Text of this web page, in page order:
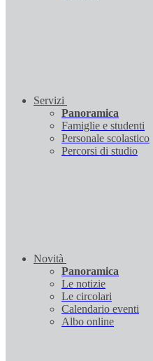
Servizi
Panoramica
Famiglie e studenti
Personale scolastico
Percorsi di studio
Novità
Panoramica
Le notizie
Le circolari
Calendario eventi
Albo online